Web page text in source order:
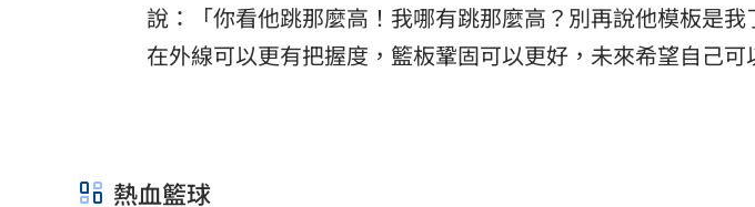
說：「你看他跳那麼高！我哪有跳那麼高？別再說他模板是
在外線可以更有把握度，籃板鞏固可以更好，未來希望自己可
熱血籃球